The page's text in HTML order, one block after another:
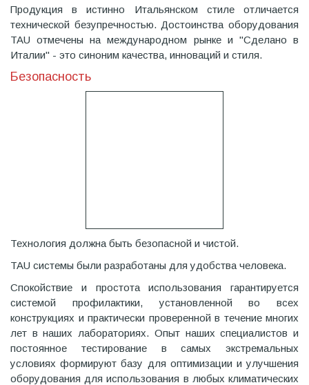
Продукция в истинно Итальянском стиле отличается
технической безупречностью. Достоинства оборудования
TAU отмечены на международном рынке и "Сделано в
Италии" - это синоним качества, инноваций и стиля.
Безопасность
Технология должна быть безопасной и чистой.
TAU системы были разработаны для удобства человека.
Спокойствие и простота использования гарантируется
системой профилактики, установленной во всех
конструкциях и практически проверенной в течение многих
лет в наших лабораториях. Опыт наших специалистов и
постоянное тестирование в самых экстремальных
условиях формируют базу для оптимизации и улучшения
оборудования для использования в любых климатических